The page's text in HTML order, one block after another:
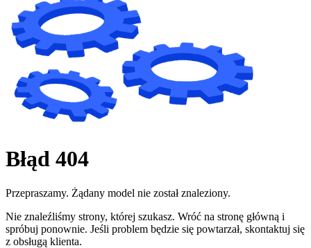
Błąd 404
Przepraszamy. Żądany model nie został znaleziony.
Nie znaleźliśmy strony, której szukasz. Wróć na stronę główną i
spróbuj ponownie. Jeśli problem będzie się powtarzał, skontaktuj się
z obsługą klienta.